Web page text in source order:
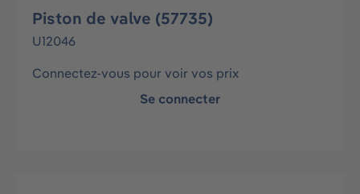
Piston de valve (57735)
U12046
Connectez-vous pour voir vos prix
Se connecter